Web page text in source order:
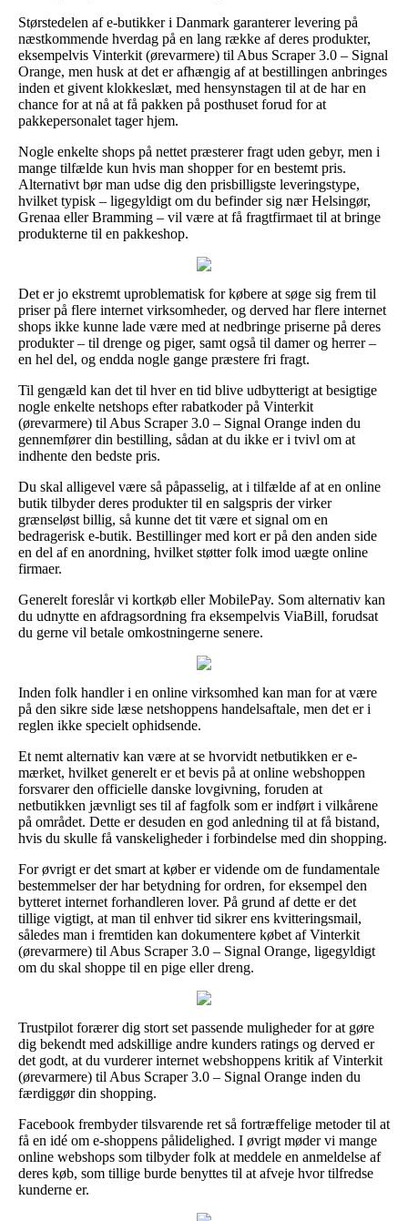
Størstedelen af e-butikker i Danmark garanterer levering på
næstkommende hverdag på en lang række af deres produkter,
eksempelvis Vinterkit (ørevarmere) til Abus Scraper 3.0 – Signal
Orange, men husk at det er afhængig af at bestillingen anbringes
inden et givent klokkeslæt, med hensynstagen til at de har en
chance for at nå at få pakken på posthuset forud for at
pakkepersonalet tager hjem.
Nogle enkelte shops på nettet præsterer fragt uden gebyr, men i
mange tilfælde kun hvis man shopper for en bestemt pris.
Alternativt bør man udse dig den prisbilligste leveringstype,
hvilket typisk – ligegyldigt om du befinder sig nær Helsingør,
Grenaa eller Bramming – vil være at få fragtfirmaet til at bringe
produkterne til en pakkeshop.
Det er jo ekstremt uproblematisk for købere at søge sig frem til
priser på flere internet virksomheder, og derved har flere internet
shops ikke kunne lade være med at nedbringe priserne på deres
produkter – til drenge og piger, samt også til damer og herrer –
en hel del, og endda nogle gange præstere fri fragt.
Til gengæld kan det til hver en tid blive udbytterigt at besigtige
nogle enkelte netshops efter rabatkoder på Vinterkit
(ørevarmere) til Abus Scraper 3.0 – Signal Orange inden du
gennemfører din bestilling, sådan at du ikke er i tvivl om at
indhente den bedste pris.
Du skal alligevel være så påpasselig, at i tilfælde af at en online
butik tilbyder deres produkter til en salgspris der virker
grænseløst billig, så kunne det tit være et signal om en
bedragerisk e-butik. Bestillinger med kort er på den anden side
en del af en anordning, hvilket støtter folk imod uægte online
firmaer.
Generelt foreslår vi kortkøb eller MobilePay. Som alternativ kan
du udnytte en afdragsordning fra eksempelvis ViaBill, forudsat
du gerne vil betale omkostningerne senere.
Inden folk handler i en online virksomhed kan man for at være
på den sikre side læse netshoppens handelsaftale, men det er i
reglen ikke specielt ophidsende.
Et nemt alternativ kan være at se hvorvidt netbutikken er e-
mærket, hvilket generelt er et bevis på at online webshoppen
forsvarer den officielle danske lovgivning, foruden at
netbutikken jævnligt ses til af fagfolk som er indført i vilkårene
på området. Dette er desuden en god anledning til at få bistand,
hvis du skulle få vanskeligheder i forbindelse med din shopping.
For øvrigt er det smart at køber er vidende om de fundamentale
bestemmelser der har betydning for ordren, for eksempel den
bytteret internet forhandleren lover. På grund af dette er det
tillige vigtigt, at man til enhver tid sikrer ens kvitteringsmail,
således man i fremtiden kan dokumentere købet af Vinterkit
(ørevarmere) til Abus Scraper 3.0 – Signal Orange, ligegyldigt
om du skal shoppe til en pige eller dreng.
Trustpilot forærer dig stort set passende muligheder for at gøre
dig bekendt med adskillige andre kunders ratings og derved er
det godt, at du vurderer internet webshoppens kritik af Vinterkit
(ørevarmere) til Abus Scraper 3.0 – Signal Orange inden du
færdiggør din shopping.
Facebook frembyder tilsvarende ret så fortræffelige metoder til at
få en idé om e-shoppens pålidelighed. I øvrigt møder vi mange
online webshops som tilbyder folk at meddele en anmeldelse af
deres køb, som tillige burde benyttes til at afveje hvor tilfredse
kunderne er.